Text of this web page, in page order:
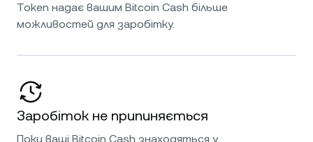
Token надає вашим Bitcoin Cash більше
можливостей для заробітку.
Заробіток не припиняється
Поки ваші Bitcoin Cash знаходяться у